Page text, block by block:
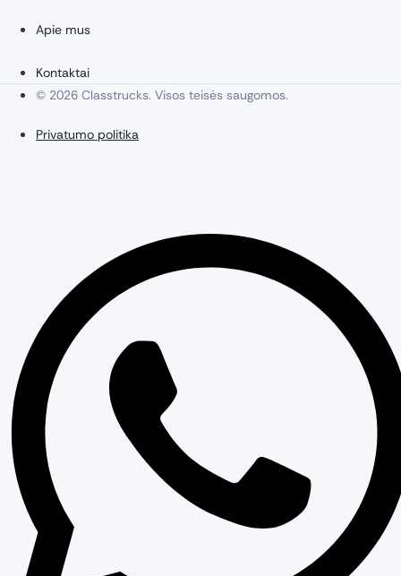
Apie mus
Kontaktai
© 2026 Classtrucks. Visos teisės saugomos.
Privatumo politika